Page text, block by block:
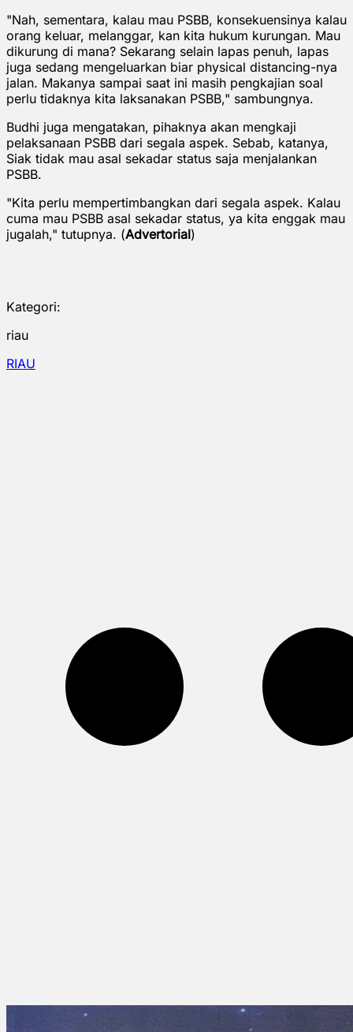
"Nah, sementara, kalau mau PSBB, konsekuensinya kalau
orang keluar, melanggar, kan kita hukum kurungan. Mau
dikurung di mana? Sekarang selain lapas penuh, lapas
juga sedang mengeluarkan biar physical distancing-nya
jalan. Makanya sampai saat ini masih pengkajian soal
perlu tidaknya kita laksanakan PSBB," sambungnya.
Budhi juga mengatakan, pihaknya akan mengkaji
pelaksanaan PSBB dari segala aspek. Sebab, katanya,
Siak tidak mau asal sekadar status saja menjalankan
PSBB.
"Kita perlu mempertimbangkan dari segala aspek. Kalau
cuma mau PSBB asal sekadar status, ya kita enggak mau
jugalah," tutupnya. (Advertorial)
Kategori:
riau
RIAU